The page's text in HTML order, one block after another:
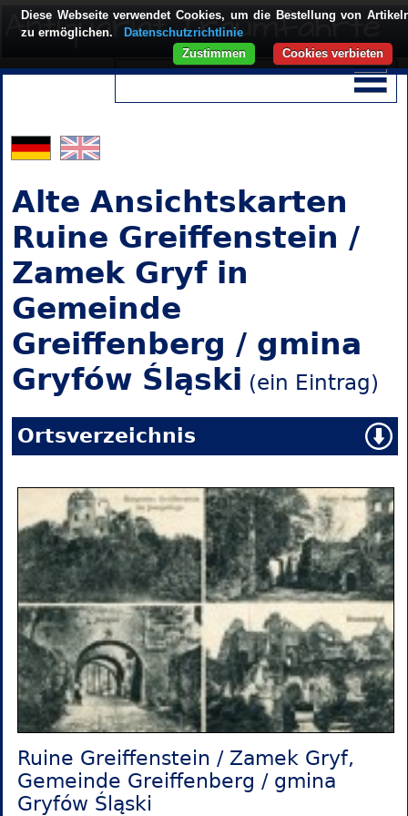
Alte Ansichtskarten
Ruine Greiffenstein /
Zamek Gryf in
Gemeinde
Greiffenberg / gmina
Gryfów Śląski (ein Eintrag)
Ortsverzeichnis
Ruine Greiffenstein / Zamek Gryf,
Gemeinde Greiffenberg / gmina
Gryfów Śląski
Diese Webseite verwendet Cookies, um die Bestellung von
zu ermöglichen.
Datenschutzrichtlinie
Cookies verbieten
Zustimmen